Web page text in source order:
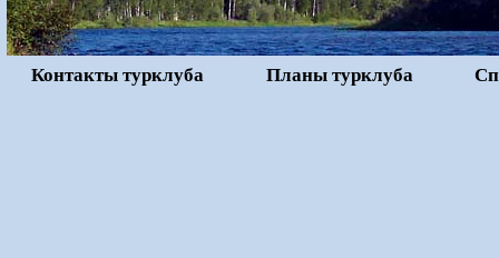
Контакты турклуба Планы турклуба